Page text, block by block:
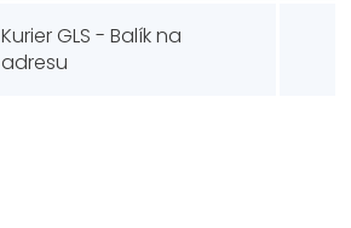
Kurier GLS - Balík na
adresu